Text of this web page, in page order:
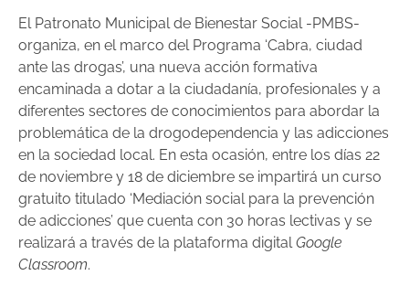
El Patronato Municipal de Bienestar Social -PMBS-
organiza, en el marco del Programa ‘Cabra, ciudad
ante las drogas’, una nueva acción formativa
encaminada a dotar a la ciudadanía, profesionales y a
diferentes sectores de conocimientos para abordar la
problemática de la drogodependencia y las adicciones
en la sociedad local. En esta ocasión, entre los días 22
de noviembre y 18 de diciembre se impartirá un curso
gratuito titulado ‘Mediación social para la prevención
de adicciones’ que cuenta con 30 horas lectivas y se
realizará a través de la plataforma digitalGoogle
Classroom.